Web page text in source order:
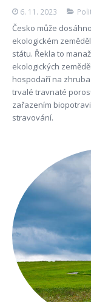
6. 11. 2023
Česko může
ekologickém
státu. Řekla to
ekologických
hospodaří na
trvalé travnaté
zařazením
stravování.